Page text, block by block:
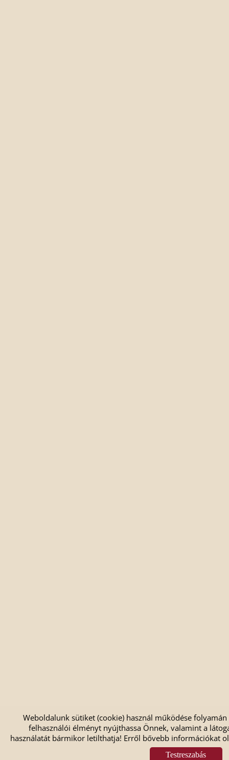
Testreszabás
Weboldalunk sütiket (cookie) használ működése
felhasználói élményt nyújthassa Önnek, valamint a
használatát bármikor letilthatja! Erről bővebb információkat